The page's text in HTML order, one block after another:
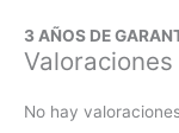
3 AÑOS DE
Valoraciones
No hay